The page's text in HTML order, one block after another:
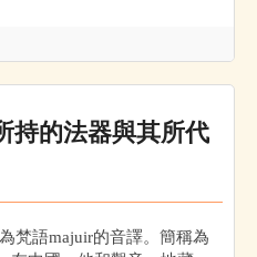
持的法器與其所代
梵語majuir的音譯。簡稱為